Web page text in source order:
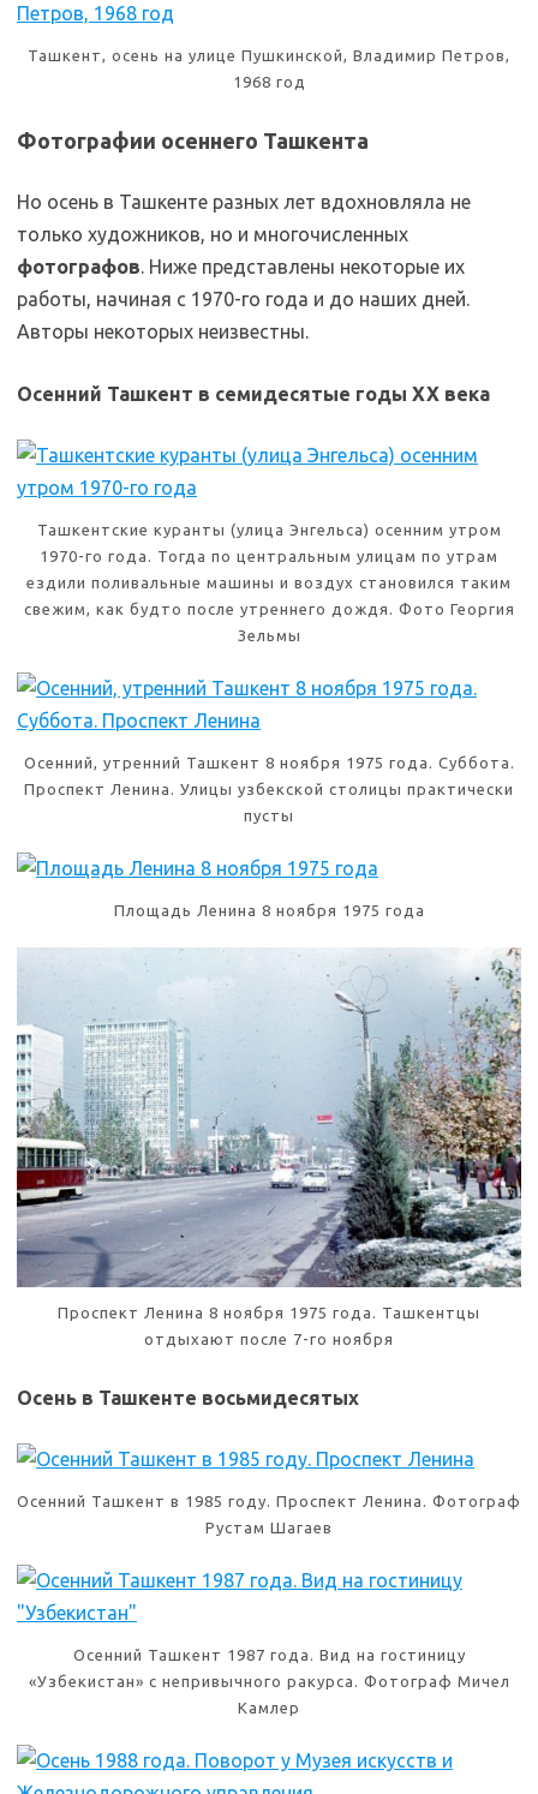
Ташкент, осень на улице Пушкинской, Владимир Петров,
1968 год
Фотографии осеннего Ташкента
Но осень в Ташкенте разных лет вдохновляла не
только художников, но и многочисленных
фотографов. Ниже представлены некоторые их
работы, начиная с 1970-го года и до наших дней.
Авторы некоторых неизвестны.
Осенний Ташкент в семидесятые годы XX века
Ташкентские куранты (улица Энгельса) осенним утром
1970-го года. Тогда по центральным улицам по утрам
ездили поливальные машины и воздух становился таким
свежим, как будто после утреннего дождя. Фото Георгия
Зельмы
Осенний, утренний Ташкент 8 ноября 1975 года. Суббота.
Проспект Ленина. Улицы узбекской столицы практически
пусты
Площадь Ленина 8 ноября 1975 года
Проспект Ленина 8 ноября 1975 года. Ташкентцы
отдыхают после 7-го ноября
Осень в Ташкенте восьмидесятых
Осенний Ташкент в 1985 году. Проспект Ленина. Фотограф
Рустам Шагаев
Осенний Ташкент 1987 года. Вид на гостиницу
«Узбекистан» с непривычного ракурса. Фотограф Мичел
Камлер